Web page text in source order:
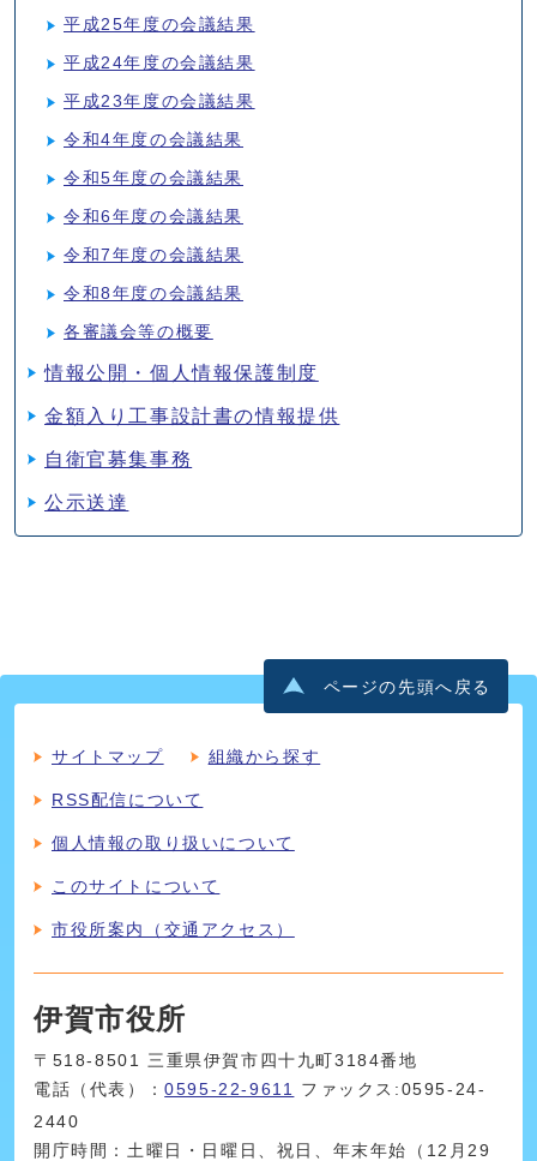
平成25年度の会議結果
平成24年度の会議結果
平成23年度の会議結果
令和4年度の会議結果
令和5年度の会議結果
令和6年度の会議結果
令和7年度の会議結果
令和8年度の会議結果
各審議会等の概要
情報公開・個人情報保護制度
金額入り工事設計書の情報提供
自衛官募集事務
公示送達
ページの先頭へ戻る
サイトマップ 組織から探す
RSS配信について
個人情報の取り扱いについて
このサイトについて
市役所案内（交通アクセス）
伊賀市役所
〒518-8501 三重県伊賀市四十九町3184番地
電話（代表）：0595-22-9611
ファックス:0595-24-
2440
開庁時間：土曜日・日曜日、祝日、年末年始（12月29